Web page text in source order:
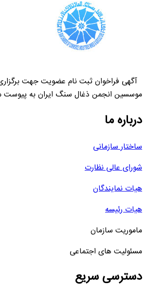
آگهی فراخوان ثبت نام عضویت جهت
موسسین انجمن ذغال سنگ ایران به پیوست
درباره ما
ساختار سازمانی
شورای عالی نظارت
هیات نمایندگان
هیات رئیسه
ماموریت سازمان
مسئولیت های اجتماعی
دسترسی سریع